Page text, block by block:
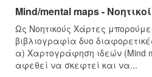
Mind/mental maps -
Ως Νοητικούς Χάρτες
βιβλιογραφία δυο
α) Χαρτογράφηση ιδεών (Mind
αφεθεί να σκεφτεί και να...